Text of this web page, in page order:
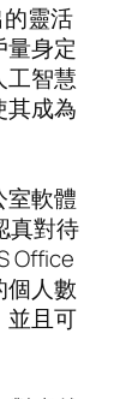
的靈活
量身定
工智慧
其成為
室軟體
真對待
Office
個人數
並且可